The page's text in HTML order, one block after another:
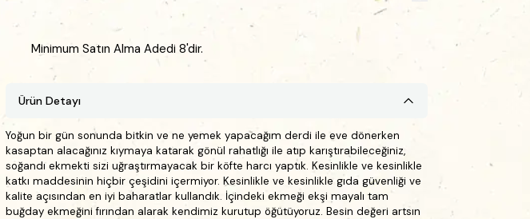
Minimum Satın Alma Adedi 8'dir.
Ürün Detayı
Yoğun bir gün sonunda bitkin ve ne yemek yapacağım derdi ile eve dönerken
kasaptan alacağınız kıymaya katarak gönül rahatlığı ile atıp karıştırabileceğiniz,
soğandı ekmekti sizi uğraştırmayacak bir köfte harcı yaptık. Kesinlikle ve kesinlikle
katkı maddesinin hiçbir çeşidini içermiyor. Kesinlikle ve kesinlikle gıda güvenliği ve
kalite açısından en iyi baharatlar kullandık. İçindeki ekmeği ekşi mayalı tam
buğday ekmeğini fırından alarak kendimiz kurutup öğütüyoruz. Besin değeri artsın